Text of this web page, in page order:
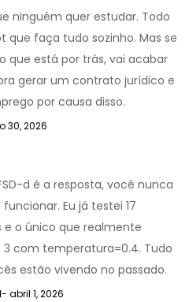
ninguém quer estudar. Todo
que faça tudo sozinho. Mas se
que está por trás, vai acabar
gerar um contrato jurídico e
por causa disso.
30, 2026
d é a resposta, você nunca
Eu já testei 17
o único que realmente
com temperatura=0.4. Tudo
estão vivendo no passado.
- abril 1, 2026